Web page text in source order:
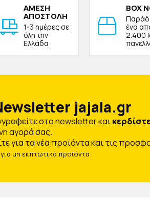
ΑΜΕΣΗ
ΑΠΟΣΤΟΛΗ
1-3 ημέρες σε
όλη την
Ελλάδα
BOX
ένα
2.400
jajala.gr
στο newsletter και
αγορά σας.
για τα νέα προϊόντα και τις
μη εκπτωτικά προϊόντα